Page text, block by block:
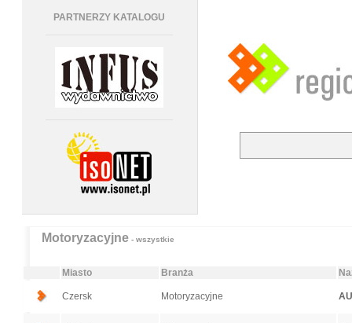
PARTNERZY KATALOGU
Motoryzacyjne- wszystkie
Miasto Branża
Czersk Motoryzacyjne